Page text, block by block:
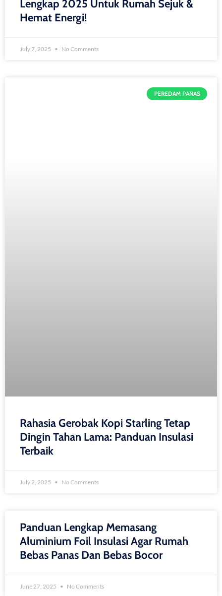
Lengkap 2025 Untuk Rumah Sejuk &
Hemat Energi!
July 7, 2025 No Comments
PEREDAM PANAS
Rahasia Gerobak Kopi Starling Tetap
Dingin Tahan Lama: Panduan Insulasi
Terbaik
July 2, 2025 No Comments
Panduan Lengkap Memasang
Aluminium Foil Insulasi Agar Rumah
Bebas Panas Dan Bebas Bocor
June 27, 2025 No Comments